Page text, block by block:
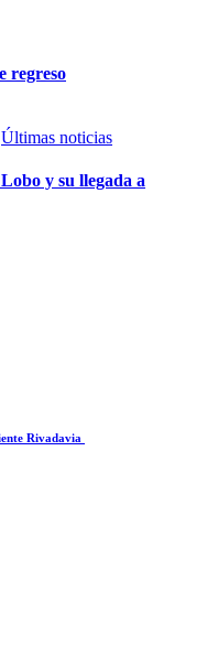
regreso
Últimas noticias
y su llegada a
Rivadavia